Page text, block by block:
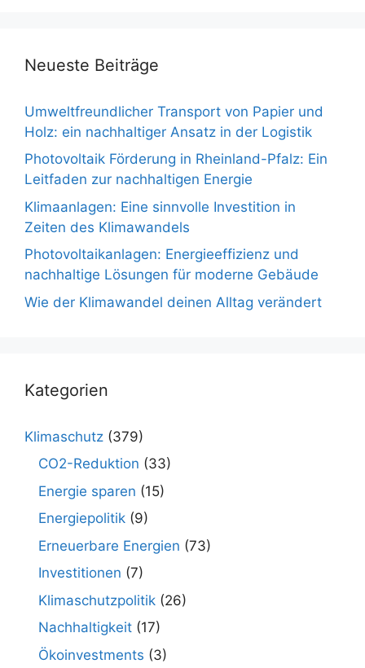
Neueste Beiträge
Umweltfreundlicher Transport von Papier und
Holz: ein nachhaltiger Ansatz in der Logistik
Photovoltaik Förderung in Rheinland-Pfalz: Ein
Leitfaden zur nachhaltigen Energie
Klimaanlagen: Eine sinnvolle Investition in
Zeiten des Klimawandels
Photovoltaikanlagen: Energieeffizienz und
nachhaltige Lösungen für moderne Gebäude
Wie der Klimawandel deinen Alltag verändert
Kategorien
Klimaschutz (379)
CO2-Reduktion (33)
Energie sparen (15)
Energiepolitik (9)
Erneuerbare Energien (73)
Investitionen (7)
Klimaschutzpolitik (26)
Nachhaltigkeit (17)
Ökoinvestments (3)